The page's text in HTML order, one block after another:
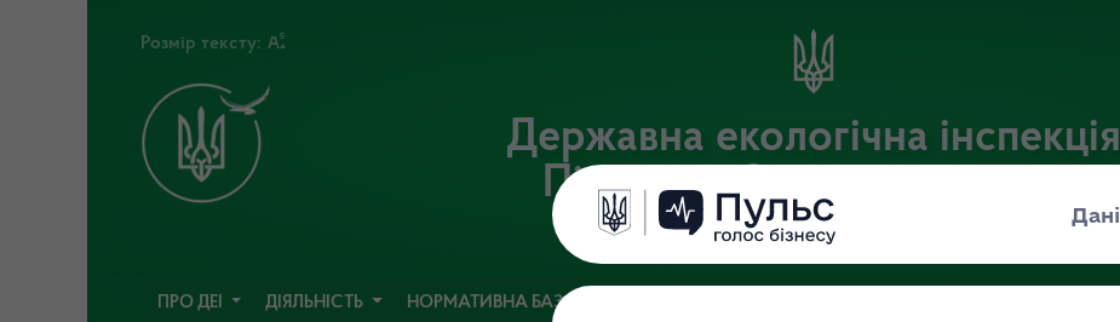
Розмір тексту:
Державна екологічна інспекція
Південно-Західного округу
Офіційний веб-портал Державної екологічної інспекції України
ПРО ДЕІ ДІЯЛЬНІСТЬ НОРМАТИВНА БАЗА